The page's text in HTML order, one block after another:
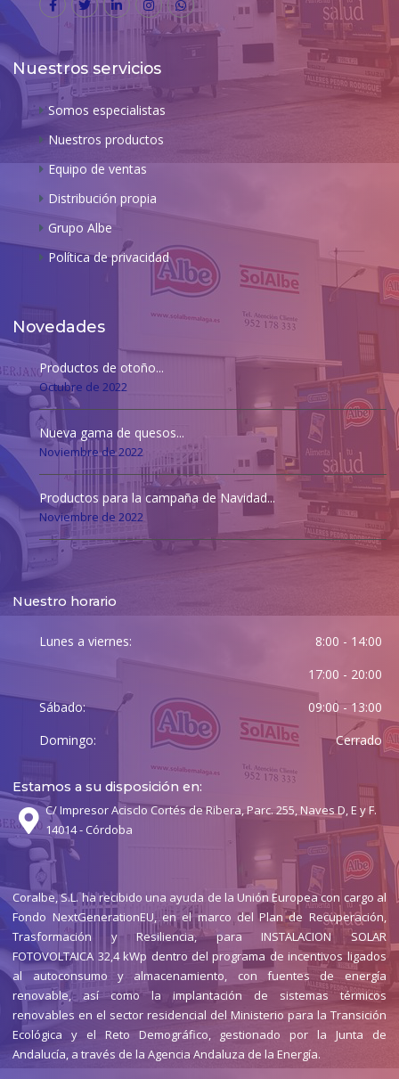
Nuestros servicios
Somos especialistas
Nuestros productos
Equipo de ventas
Distribución propia
Grupo Albe
Política de privacidad
Novedades
Productos de otoño...
Octubre de 2022
Nueva gama de quesos...
Noviembre de 2022
Productos para la campaña de Navidad...
Noviembre de 2022
Nuestro horario
Lunes a viernes:
8:00 - 14:00
17:00 - 20:00
Sábado:
09:00 - 13:00
Domingo:
Cerrado
Estamos a su disposición en:
C/ Impresor Acisclo Cortés de Ribera, Parc. 255, Naves D, E y F.
14014 - Córdoba
Coralbe, S.L. ha recibido una ayuda de la Unión Europea con cargo al
Fondo NextGenerationEU, en el marco del Plan de Recuperación,
Trasformación y Resiliencia, para INSTALACION SOLAR
FOTOVOLTAICA 32,4 kWp dentro del programa de incentivos ligados
al autoconsumo y almacenamiento, con fuentes de energía
renovable, así como la implantación de sistemas térmicos
renovables en el sector residencial del Ministerio para la Transición
Ecológica y el Reto Demográfico, gestionado por la Junta de
Andalucía, a través de la Agencia Andaluza de la Energía.